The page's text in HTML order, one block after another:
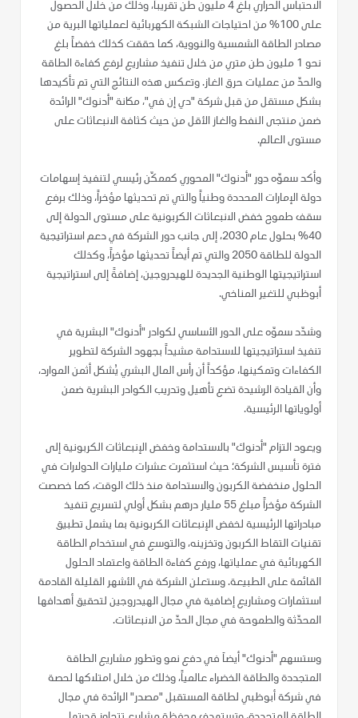
الاحتباس الحراري بلغ 4 مليون طن تقريباً، وذلك من خلال الحصول
على 100% من احتياجات الشبكة الكهربائية لعملياتها البرية من
مصادر الطاقة الشمسية والنووية، كما حققت كذلك خفضاً بلغ
نحو 1 مليون طن متري من خلال تنفيذ مشاريع لرفع كفاءة الطاقة
والحدّ من عمليات حرق الغاز. وتعكس هذه النتائج التي تم تأكيدها
بشكل مستقل من قبل شركة "دي إن في"، مكانة "أدنوك" الرائدة
ضمن منتجى النفط والغاز الأقل من حيث كثافة الانبعاثات على
مستوى العالم.
وأكد سموّه دور "أدنوك" المحوري كممكّن رئيسي لتنفيذ إسهامات
دولة الإمارات المحددة وطنياً والتي تم تحديثها مؤخراً، وذلك برفع
سقف طموح خفض الانبعاثات الكربونية على مستوى الدولة إلى
40% بحلول عام 2030، إلى جانب دور الشركة في دعم استراتيجية
الدولة للطاقة 2050 والتي تم أيضاً تحديثها مؤخراً، وكذلك
استراتيجيتها الوطنية الجديدة للهيدروجين، إضافةً إلى استراتيجية
أبوظبي للتغير المناخي.
وشدّد سموّه على الدور الأساسي لكوادر "أدنوك" البشرية في
تنفيذ استراتيجيتها للاستدامة مشيداً بجهود الشركة لتطوير
الكفاءات وتمكينها، مؤكداً أن رأس المال البشري يُشكل أثمن الموارد،
وأن القيادة الرشيدة تضع تأهيل وتدريب الكوادر البشرية ضمن
أولوياتها الرئيسية.
ويعود التزام "أدنوك" بالاستدامة وخفض الإنبعاثات الكربونية إلى
فترة تأسيس الشركة؛ حيث استثمرت عشرات مليارات الدولارات في
الحلول منخفضة الكربون والاستدامة منذ ذلك الوقت، كما خصصت
الشركة مؤخراً مبلغ 55 مليار درهم بشكل أولي لتسريع تنفيذ
مبادراتها الرئيسية لخفض الإنبعاثات الكربونية بما يشمل تطبيق
تقنيات التقاط الكربون وتخزينه، والتوسع في استخدام الطاقة
الكهربائية في عملياتها، ورفع كفاءة الطاقة واعتماد الحلول
القائمة على الطبيعة. وستعلن الشركة في الأشهر القليلة القادمة
استثمارات ومشاريع إضافية في مجال الهيدروجين لتحقيق أهدافها
المحدّثة والطموحة في مجال الحدّ من الانبعاثات.
وستسهم "أدنوك" أيضاَ في دفع نمو وتطور مشاريع الطاقة
المتجددة والطاقة الخضراء عالمياً، وذلك من خلال امتلاكها لحصة
في شركة أبوظبي لطاقة المستقبل "مصدر" الرائدة في مجال